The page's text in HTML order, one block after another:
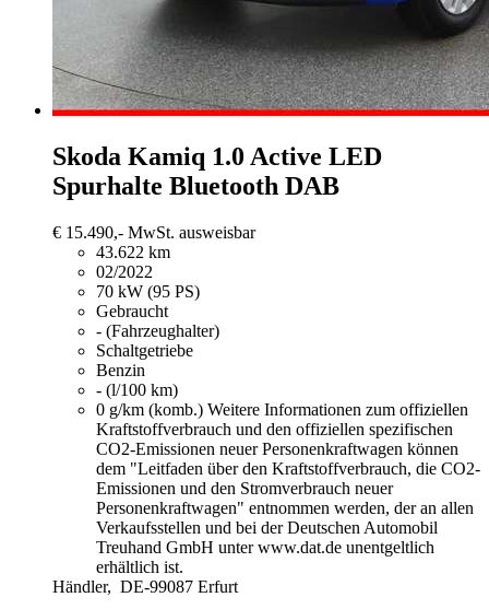
Skoda Kamiq 1.0 Active LED
Spurhalte Bluetooth DAB
€ 15.490,- MwSt. ausweisbar
43.622 km
02/2022
70 kW (95 PS)
Gebraucht
- (Fahrzeughalter)
Schaltgetriebe
Benzin
- (l/100 km)
0 g/km (komb.) Weitere Informationen zum offiziellen
Kraftstoffverbrauch und den offiziellen spezifischen
CO2-Emissionen neuer Personenkraftwagen können
dem "Leitfaden über den Kraftstoffverbrauch, die CO2-
Emissionen und den Stromverbrauch neuer
Personenkraftwagen" entnommen werden, der an allen
Verkaufsstellen und bei der Deutschen Automobil
Treuhand GmbH unter www.dat.de unentgeltlich
erhältlich ist.
Händler, DE-99087 Erfurt